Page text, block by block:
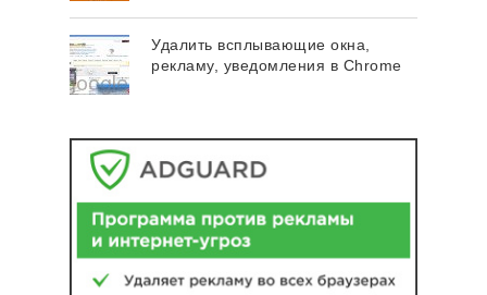
Удалить всплывающие окна,
рекламу, уведомления в Chrome